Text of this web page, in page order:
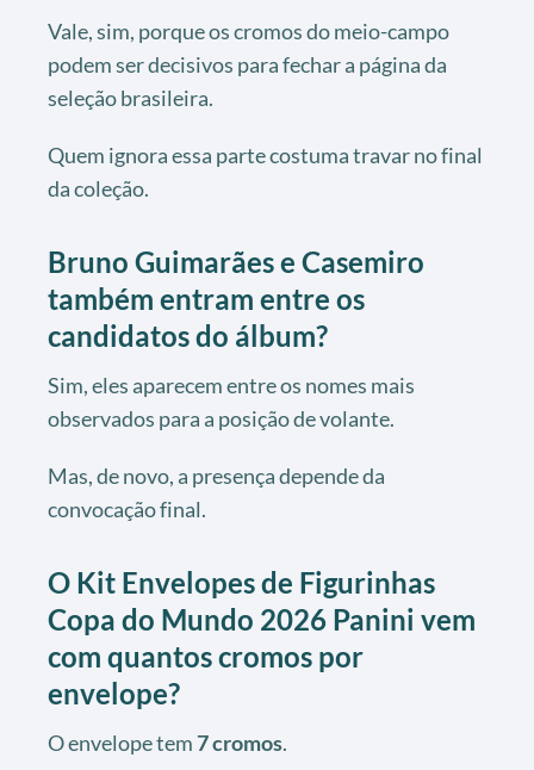
Vale, sim, porque os cromos do meio-campo
podem ser decisivos para fechar a página da
seleção brasileira.
Quem ignora essa parte costuma travar no final
da coleção.
Bruno Guimarães e Casemiro
também entram entre os
candidatos do álbum?
Sim, eles aparecem entre os nomes mais
observados para a posição de volante.
Mas, de novo, a presença depende da
convocação final.
O Kit Envelopes de Figurinhas
Copa do Mundo 2026 Panini vem
com quantos cromos por
envelope?
O envelope tem7 cromos.